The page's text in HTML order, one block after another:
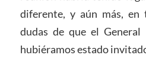
diferente, y aún más, en
dudas de que el
hubiéramos estado